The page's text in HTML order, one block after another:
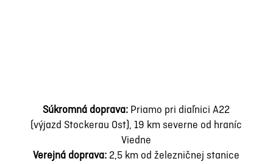
Súkromná doprava: Priamo pri diaľnici A22
(výjazd Stockerau Ost), 19 km severne od hraníc
Viedne
Verejná doprava: 2,5 km od železničnej stanice